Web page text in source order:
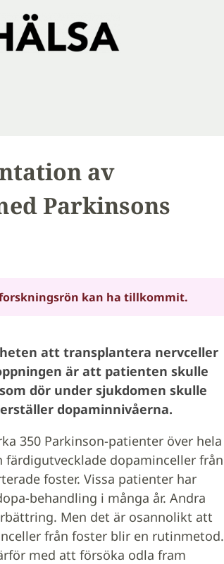
av
Parkinsons
kan ha tillkommit.
att transplantera nervceller
är att patienten skulle
dör under sjukdomen skulle
dopaminnivåerna.
350 Parkinson-patienter över hela
färdigutvecklade dopaminceller från
foster. Vissa patienter har
behandling i många år. Andra
Men det är osannolikt att
från foster blir en rutinmetod.
med att försöka odla fram